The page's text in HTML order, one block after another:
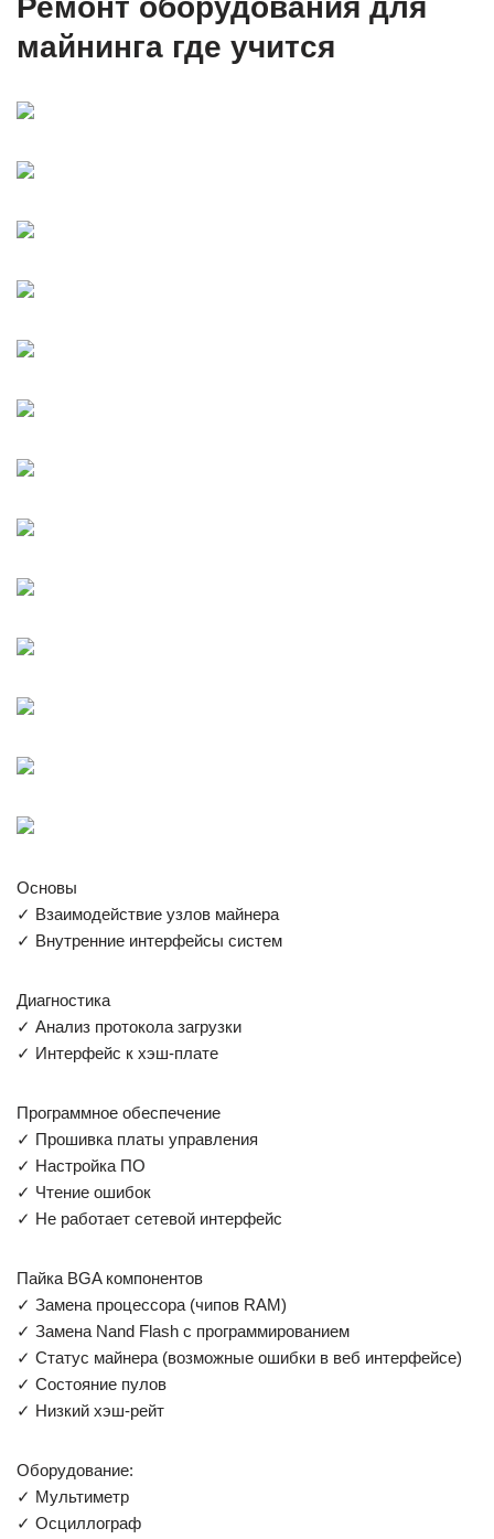
Ремонт оборудования для
майнинга где учится
Основы
✓ Взаимодействие узлов майнера
✓ Внутренние интерфейсы систем
Диагностика
✓ Анализ протокола загрузки
✓ Интерфейс к хэш-плате
Программное обеспечение
✓ Прошивка платы управления
✓ Настройка ПО
✓ Чтение ошибок
✓ Не работает сетевой интерфейс
Пайка BGA компонентов
✓ Замена процессора (чипов RAM)
✓ Замена Nand Flash с программированием
✓ Статус майнера (возможные ошибки в веб интерфейсе)
✓ Состояние пулов
✓ Низкий хэш-рейт
Оборудование:
✓ Мультиметр
✓ Осциллограф